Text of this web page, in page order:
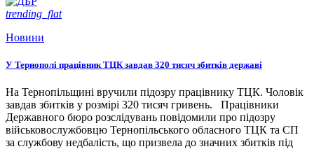
trending_flat
Новини
У Тернополі працівник ТЦК завдав 320 тисяч збитків державі
На Тернопільщині вручили підозру працівнику ТЦК. Чоловік
завдав збитків у розмірі 320 тисяч гривень. Працівники
Державного бюро розслідувань повідомили про підозру
військовослужбовцю Тернопільського обласного ТЦК та СП
за службову недбалість, що призвела до значних збитків під